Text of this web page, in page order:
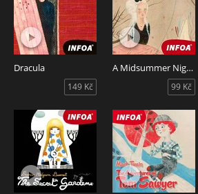
Dracula
149 Kč
A Midsummer Nights Dream
99 Kč